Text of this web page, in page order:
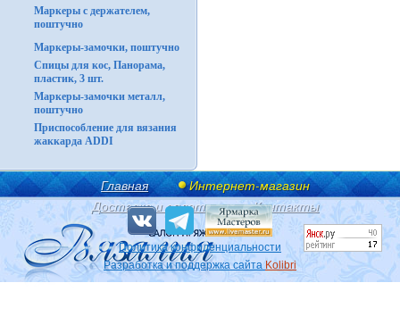
Маркеры с держателем,
поштучно
Маркеры-замочки, поштучно
Спицы для кос, Панорама,
пластик, 3 шт.
Маркеры-замочки металл,
поштучно
Приспособление для вязания
жаккарда ADDI
Главная
Интернет-магазин
Доставка и оплата
Контакты
Политика конфиденциальности
Разработка и поддержка сайта Kolibri